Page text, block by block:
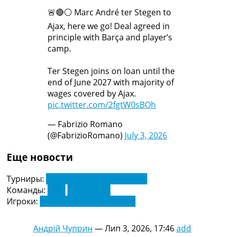
Рейтинг країн УЄФА
Рейтинг клубів УЄФА
Рейтинг ФІФА
Телепрограма
🚨🔴⚪️ Marc André ter Stegen to
Ajax, here we go! Deal agreed in
principle with Barça and player’s
camp.
Ter Stegen joins on loan until the
end of June 2027 with majority of
wages covered by Ajax.
pic.twitter.com/2fgtW0sBOh
— Fabrizio Romano
(@FabrizioRomano) July 3, 2026
Еще новости
Турниры:
Команды:
Игроки:
Андрій Чуприн —Лип 3, 2026, 17:46add